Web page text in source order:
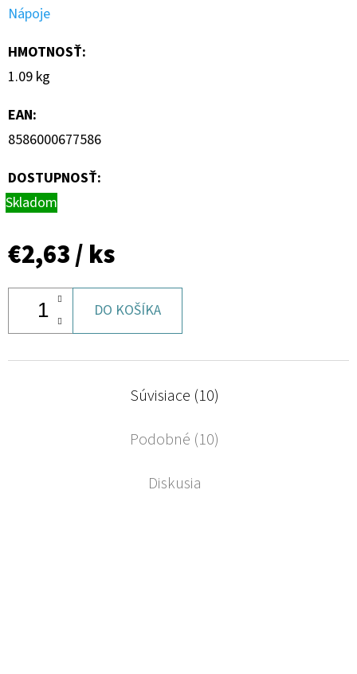
Nápoje
HMOTNOSŤ:
1.09 kg
EAN:
8586000677586
DOSTUPNOSŤ:
Skladom
€2,63/ ks
DO KOŠÍKA
Súvisiace (10)
Podobné (10)
Diskusia